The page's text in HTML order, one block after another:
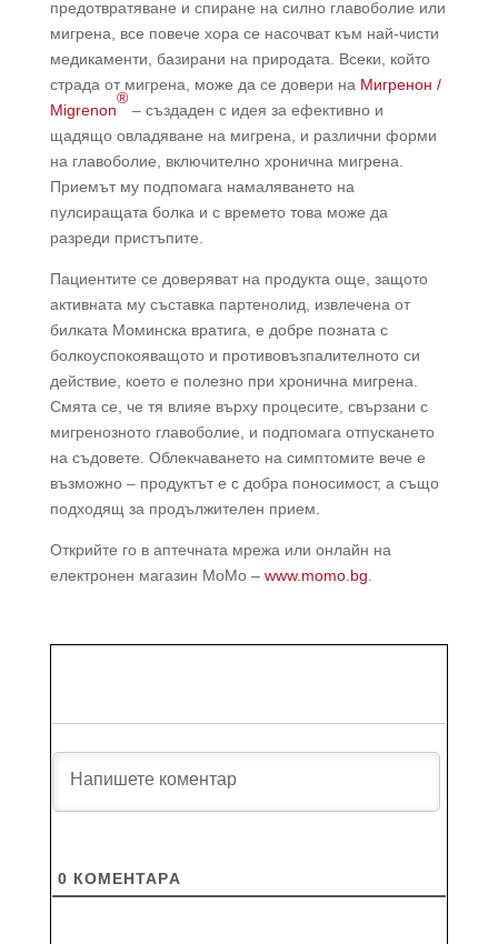
предотвратяване и спиране на силно главоболие или
мигрена, все повече хора се насочват към най-чисти
медикаменти, базирани на природата. Всеки, който
страда от мигрена, може да се довери на Мигренон /
Migrenon
®
– създаден с идея за ефективно и
щадящо овладяване на мигрена, и различни форми
на главоболие, включително хронична мигрена.
Приемът му подпомага намаляването на
пулсиращата болка и с времето това може да
разреди пристъпите.
Пациентите се доверяват на продукта още, защото
активната му съставка партенолид, извлечена от
билката Моминска вратига, е добре позната с
болкоуспокояващото и противовъзпалителното си
действие, което е полезно при хронична мигрена.
Смята се, че тя влияе върху процесите, свързани с
мигренозното главоболие, и подпомага отпускането
на съдовете. Облекчаването на симптомите вече е
възможно – продуктът е с добра поносимост, а също
подходящ за продължителен прием.
Открийте го в аптечната мрежа или онлайн на
електронен магазин MoMo – www.momo.bg
0 КОМЕНТАРA